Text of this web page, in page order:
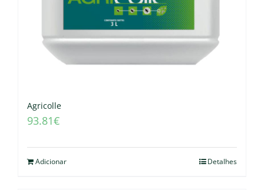
Agricolle
93.81€
Adicionar Detalhes